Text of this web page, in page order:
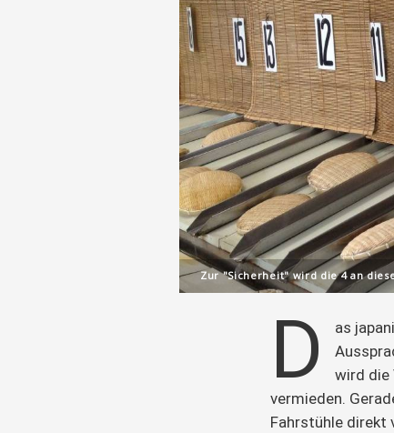
Zur "Sicherheit" wird die 4 an
D as
wird die
vermieden.
Fahrstühle direkt